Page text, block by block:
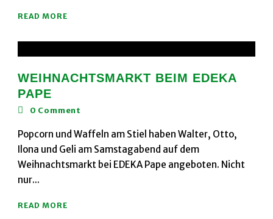
READ MORE
WEIHNACHTSMARKT BEIM EDEKA
PAPE
0 Comment
Popcorn und Waffeln am Stiel haben Walter, Otto,
Ilona und Geli am Samstagabend auf dem
Weihnachtsmarkt bei EDEKA Pape angeboten. Nicht
nur...
READ MORE